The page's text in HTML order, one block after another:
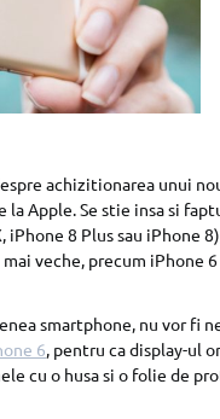
achizitionarea unui
la Apple. Se stie insa si
iPhone 8 Plus sau iPhone
veche, precum iPhone
smartphone, nu vor fi
6, pentru ca display-ul
cu o husa si o folie de